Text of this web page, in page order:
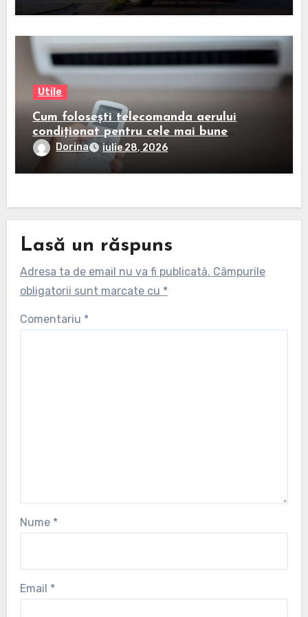
Utile
Cum folosești telecomanda aerului
condiționat pentru cele mai bune
rezultate
Dorina iulie 28, 2026
Lasă un răspuns
Adresa ta de email nu va fi publicată. Câmpurile
obligatorii sunt marcate cu *
Comentariu *
Nume *
Email *